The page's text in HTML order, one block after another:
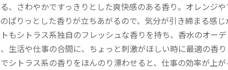
、さわやかですっきりとした爽快感のある香り。オレンジ
ぱりっとした香りが立ちあがるので、気分が引き締まる感
もシトラス系独自のフレッシュな香りを持ち、香水のオー
生活や仕事の合間に、ちょっと刺激がほしい時に最適の香
シトラス系の香りをほんのり漂わせると、仕事の効率が上が